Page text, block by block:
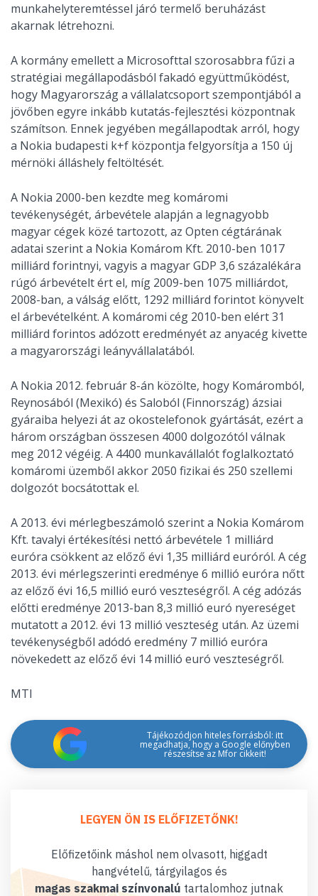
munkahelyteremtéssel járó termelő beruházást
akarnak létrehozni.
A kormány emellett a Microsofttal szorosabbra fűzi a
stratégiai megállapodásból fakadó együttműködést,
hogy Magyarország a vállalatcsoport szempontjából a
jövőben egyre inkább kutatás-fejlesztési központnak
számítson. Ennek jegyében megállapodtak arról, hogy
a Nokia budapesti k+f központja felgyorsítja a 150 új
mérnöki álláshely feltöltését.
A Nokia 2000-ben kezdte meg komáromi
tevékenységét, árbevétele alapján a legnagyobb
magyar cégek közé tartozott, az Opten cégtárának
adatai szerint a Nokia Komárom Kft. 2010-ben 1017
milliárd forintnyi, vagyis a magyar GDP 3,6 százalékára
rúgó árbevételt ért el, míg 2009-ben 1075 milliárdot,
2008-ban, a válság előtt, 1292 milliárd forintot könyvelt
el árbevételként. A komáromi cég 2010-ben elért 31
milliárd forintos adózott eredményét az anyacég kivette
a magyarországi leányvállalatából.
A Nokia 2012. február 8-án közölte, hogy Komáromból,
Reynosából (Mexikó) és Saloból (Finnország) ázsiai
gyáraiba helyezi át az okostelefonok gyártását, ezért a
három országban összesen 4000 dolgozótól válnak
meg 2012 végéig. A 4400 munkavállalót foglalkoztató
komáromi üzemből akkor 2050 fizikai és 250 szellemi
dolgozót bocsátottak el.
A 2013. évi mérlegbeszámoló szerint a Nokia Komárom
Kft. tavalyi értékesítési nettó árbevétele 1 milliárd
euróra csökkent az előző évi 1,35 milliárd euróról. A cég
2013. évi mérlegszerinti eredménye 6 millió euróra nőtt
az előző évi 16,5 millió euró veszteségről. A cég adózás
előtti eredménye 2013-ban 8,3 millió euró nyereséget
mutatott a 2012. évi 13 millió veszteség után. Az üzemi
tevékenységből adódó eredmény 7 millió euróra
növekedett az előző évi 14 millió euró veszteségről.
MTI
Tájékozódjon hiteles forrásból: itt
megadhatja, hogy a Google előnyben
részesítse az Mfor cikkeit!
LEGYEN ÖN IS ELŐFIZETŐNK!
Előfizetőink máshol nem olvasott, higgadt
hangvételű, tárgyilagos és
magas szakmai színvonalú tartalomhoz jutnak